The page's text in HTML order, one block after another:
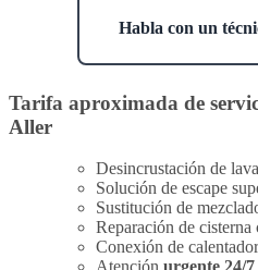
Habla con un
Tarifa aproximada de
Aller
Desincrustación de
Solución de escape
Sustitución de
Reparación de
Conexión de